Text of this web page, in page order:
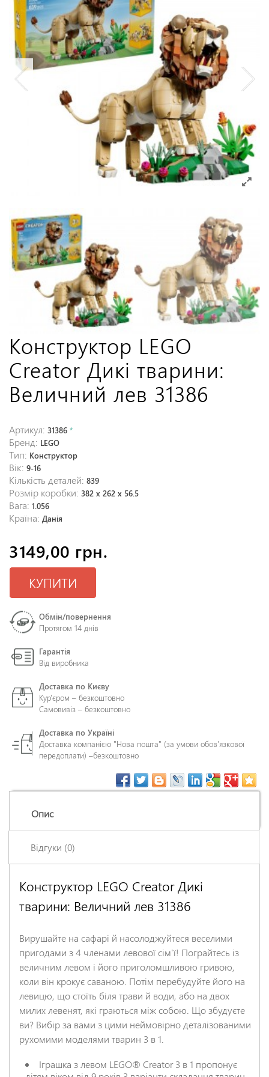
Конструктор LEGO
Creator Дикі тварини:
Величний лев 31386
Артикул: 31386 *
Бренд: LEGO
Тип: Конструктор
Вік: 9-16
Кількість деталей: 839
Розмір коробки: 382 x 262 x 56.5
Вага: 1.056
Країна: Данія
3149,00 грн.
КУПИТИ
Обмін/повернення
Протягом 14 днів
Гарантія
Від виробника
Доставка по Києву
Кур'єром – безкоштовно
Самовивіз – безкоштовно
Доставка по Україні
Доставка компанією "Нова пошта" (за умови обов'язкової
передоплати) –безкоштовно
Опис
Відгуки (0)
Конструктор LEGO Creator Дикі
тварини: Величний лев 31386
Вирушайте на сафарі й насолоджуйтеся веселими
пригодами з 4 членами левової сім'ї! Пограйтесь із
величним левом і його приголомшливою гривою,
коли він крокує саваною. Потім перебудуйте його на
левицю, що стоїть біля трави й води, або на двох
милих левенят, які граються між собою. Що збудуєте
ви? Вибір за вами з цими неймовірно деталізованими
рухомими моделями тварин 3 в 1.
Іграшка з левом LEGO® Creator 3 в 1 пропонує
Залишіть відгук про цей товар першими
*
Ім'я
*
Заголовок відгуку
Відгук